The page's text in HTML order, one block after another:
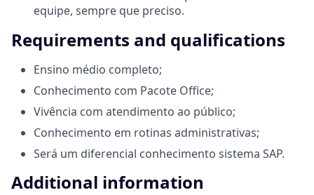
equipe, sempre que preciso.
Requirements and qualifications
Ensino médio completo;
Conhecimento com Pacote Office;
Vivência com atendimento ao público;
Conhecimento em rotinas administrativas;
Será um diferencial conhecimento sistema SAP.
Additional information